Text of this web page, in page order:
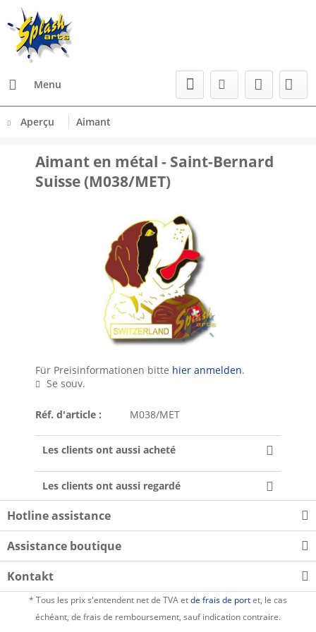
Menu
Aperçu Aimant
Aimant en métal - Saint-Bernard
Suisse (M038/MET)
Für Preisinformationen bitte hier anmelden.
Se souv.
Réf. d'article : M038/MET
Les clients ont aussi acheté
Les clients ont aussi regardé
Hotline assistance
Assistance boutique
Kontakt
* Tous les prix s'entendent net de TVA etde frais de portet, le cas
échéant, de frais de remboursement, sauf indication contraire.